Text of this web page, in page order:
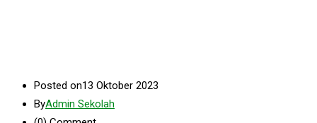
Posted on13 Oktober 2023
ByAdmin Sekolah